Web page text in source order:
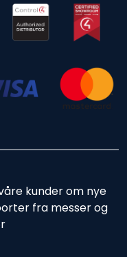
kunder om nye
fra messer og